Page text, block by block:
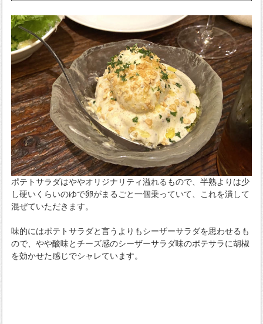
ポテトサラダはややオリジナリティ溢れるもので、半熟よりは少
し硬いくらいのゆで卵がまるごと一個乗っていて、これを潰して
混ぜていただきます。
味的にはポテトサラダと言うよりもシーザーサラダを思わせるも
ので、やや酸味とチーズ感のシーザーサラダ味のポテサラに胡椒
を効かせた感じでシャレています。